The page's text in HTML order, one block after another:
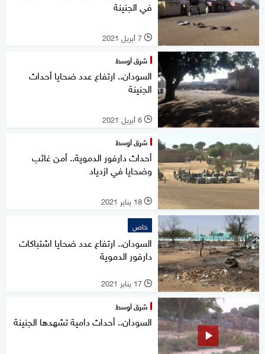
في الجنينة
l 7 أبريل 2021
شرق أوسط
السودان.. ارتفاع عدد ضحايا أحداث
الجنينة
l 6 أبريل 2021
شرق أوسط
أحداث دارفور الدموية.. أمن غائب
وضحايا في ازدياد
l 18 يناير 2021
خاص
السودان.. ارتفاع عدد ضحايا اشتباكات
دارفور الدموية
l 17 يناير 2021
شرق أوسط
السودان.. أحداث دامية تشهدها الجنينة